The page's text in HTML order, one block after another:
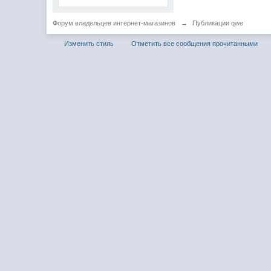
Форум владельцев интернет-магазинов → Публикации qwe
Изменить стиль Отметить все сообщения прочитанными